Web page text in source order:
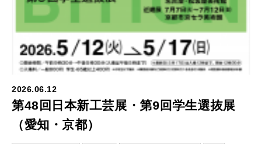
2026.06.12
第48回日本新工芸展・第9回学生選抜展
（愛知・京都）